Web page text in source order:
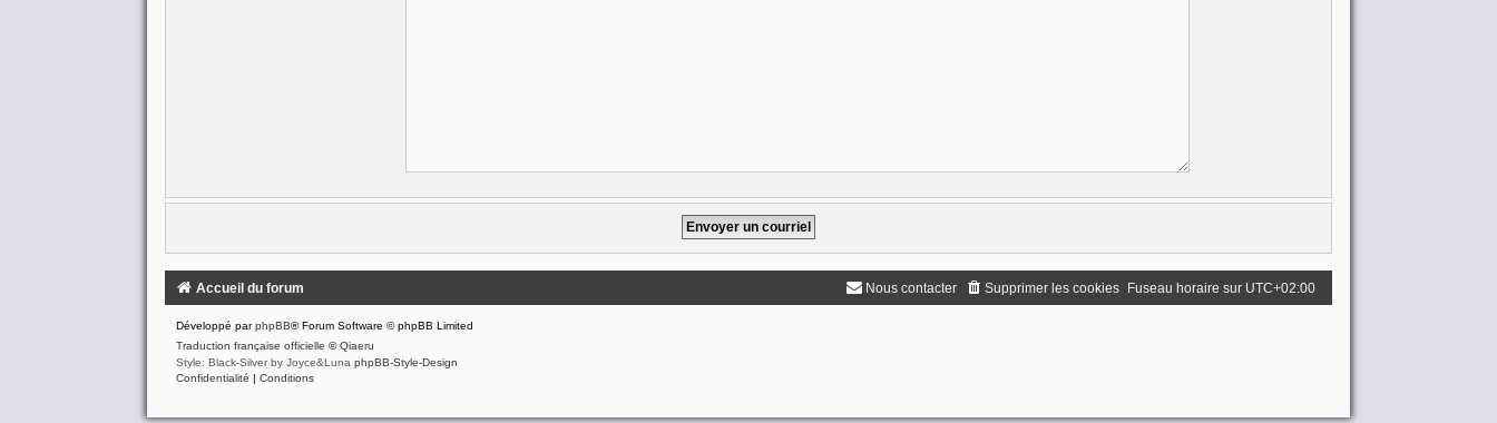
Accueil du forum Fuseau horaire sur UTC+02:00
Supprimer les cookies
Nous contacter
Développé parphpBB® Forum Software © phpBB Limited
Traduction française officielle ©Qiaeru
Style: Black-Silver by Joyce&Luna phpBB-Style-Design
Confidentialité
Conditions